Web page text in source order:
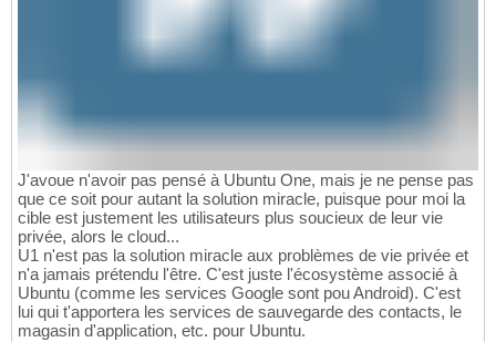
J'avoue n'avoir pas pensé à Ubuntu One, mais je ne pense pas
que ce soit pour autant la solution miracle, puisque pour moi la
cible est justement les utilisateurs plus soucieux de leur vie
privée, alors le cloud...
U1 n'est pas la solution miracle aux problèmes de vie privée et
n'a jamais prétendu l'être. C'est juste l'écosystème associé à
Ubuntu (comme les services Google sont pou Android). C'est
lui qui t'apportera les services de sauvegarde des contacts, le
magasin d'application, etc. pour Ubuntu.